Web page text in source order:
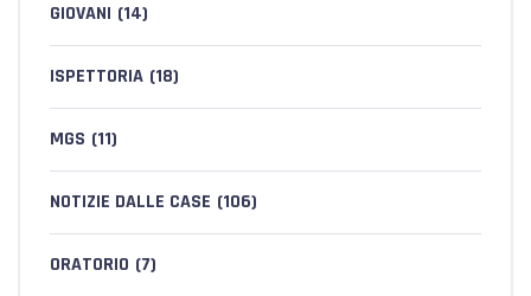
GIOVANI (14)
ISPETTORIA (18)
MGS (11)
NOTIZIE DALLE CASE (106)
ORATORIO (7)